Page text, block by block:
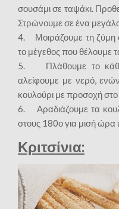
σουσάμι σε ταψάκι.
Στρώνουμε σε ένα
4. Μοιράζουμε τη ζύμη
το μέγεθος που θέλουμε
5. Πλάθουμε το κάθε
αλείφουμε με νερό,
κουλούρι με προσοχή
6. Αραδιάζουμε τα
στους 180ο για μισή ώρα
Κριτσίνια: